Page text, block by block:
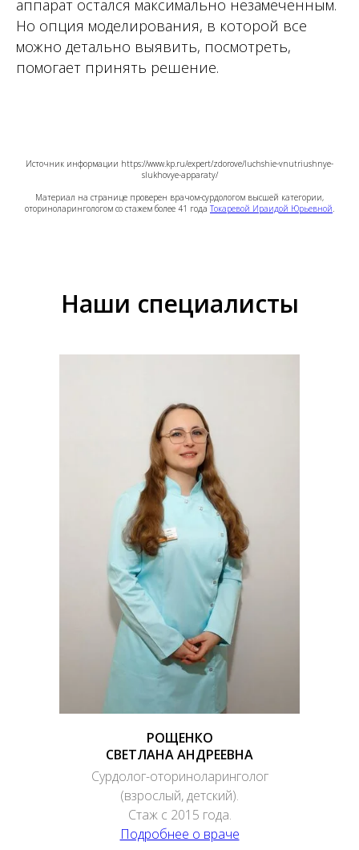
аппарат остался максимально незамеченным.
Но опция моделирования, в которой все
можно детально выявить, посмотреть,
помогает принять решение.
Источник информации https://www.kp.ru/expert/zdorove/luchshie-vnutriushnye-
slukhovye-apparaty/
Материал на странице проверен врачом-сурдологом высшей категории,
оториноларингологом со стажем более 41 года Токаревой Ираидой Юрьевной.
Наши специалисты
РОЩЕНКО
СВЕТЛАНА АНДРЕЕВНА
Сурдолог-оториноларинголог
(взрослый, детский).
Стаж с 2015 года.
Подробнее о враче